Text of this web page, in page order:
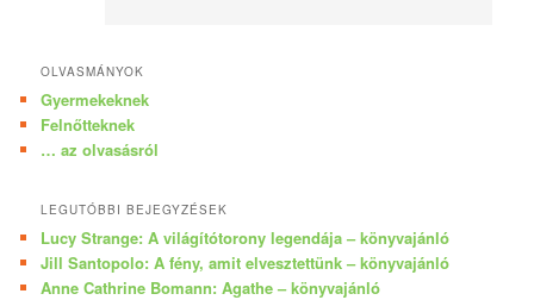
OLVASMÁNYOK
Gyermekeknek
Felnőtteknek
… az olvasásról
LEGUTÓBBI BEJEGYZÉSEK
Lucy Strange: A világítótorony legendája – könyvajánló
Jill Santopolo: A fény, amit elvesztettünk – könyvajánló
Anne Cathrine Bomann: Agathe – könyvajánló